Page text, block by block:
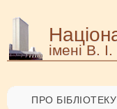
імені В.
ПРО БІБЛІОТЕКУ